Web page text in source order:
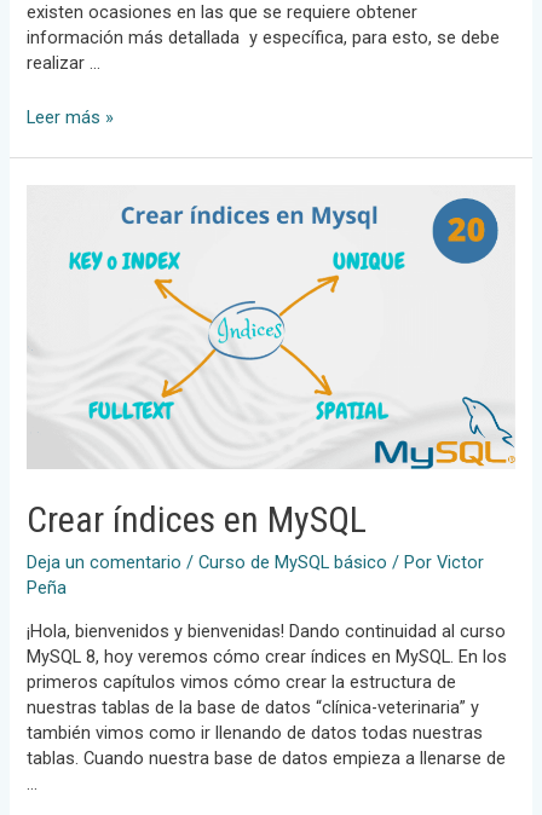
existen ocasiones en las que se requiere obtener
información más detallada y específica, para esto, se debe
realizar …
Subconsulta
Leer más »
Crear índices en MySQL
Deja un comentario /Curso de MySQL básico / PorVictor
Peña
¡Hola, bienvenidos y bienvenidas! Dando continuidad al curso
MySQL 8, hoy veremos cómo crear índices en MySQL. En los
primeros capítulos vimos cómo crear la estructura de
nuestras tablas de la base de datos “clínica-veterinaria” y
también vimos como ir llenando de datos todas nuestras
tablas. Cuando nuestra base de datos empieza a llenarse de
…